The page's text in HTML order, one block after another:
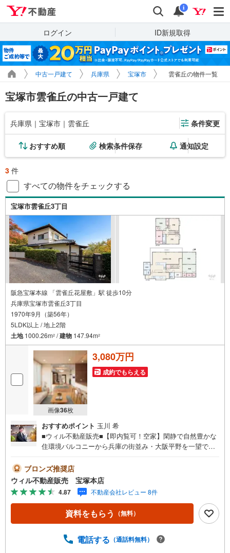
検索 通知
i
ログイン ID新規取得
中古一戸建て 兵庫県 宝塚市 雲雀丘の物件一覧
宝塚市雲雀丘の中古一戸建て
兵庫県｜宝塚市｜雲雀丘 条件変更
おすすめ順 検索条件保存 通知設定
3 件
すべての物件をチェックする
宝塚市雲雀丘3丁目
阪急宝塚本線 「雲雀丘花屋敷」駅 徒歩10分
兵庫県宝塚市雲雀丘3丁目
1970年9月（築56年）
5LDK以上 / 地上2階
土地1000.26m2 /建物 147.94m2
画像36枚
3,080万円
成約でもらえる
おすすめポイント 玉川 希
■ウィル不動産販売■【即内覧可！空家】閑静で自然豊かな
住環境バルコニーから兵庫の街並み・大阪平野を一望でき
緑に包まれた高台に佇む、敷地面積約302坪のゆとりある邸
宅。豊かな自然とともに四季の移ろいを感じられる住環境
で、眼下には街並みを望む眺望が広がります。建物は5LDK
のゆったりとした間取りで、家族の成長や多世代同居にも
対応できる広さ。納戸付きで収納空間にもゆとりがありま
す。接道間口約22.6mのゆったりとした敷地は、植栽やガ
方が可能。現在は空き家のため、リノベーションや建て替
ブロンズ推奨店
ウィル不動産販売 宝塚本店
4.87 不動産会社レビュー 8件
資料をもらう （無料）
電話する （通話料無料）